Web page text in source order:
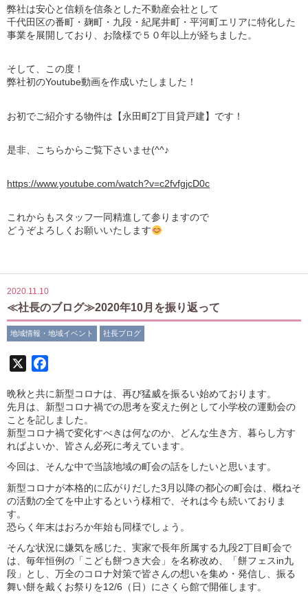
弊社は安心と信頼を信条とした不動産会社として
千代田区の番町・麹町・九段・紀尾井町・平河町エリアに特化した
事業を展開しており、お陰様で５０年以上が経ちました。
そして、この度！
弊社初のYoutube動画を作成いたしました！
お初でご紹介する物件は【永田町2丁目貸戸建】です！
是非、こちらからご覧下さいませ(^^♪
https://www.youtube.com/watch?v=c2fvfgjcD0c
これからもスタッフ一同精進して参りますので
どうぞよろしくお願いいたします
2020.11.10
≪社長のブログ≫2020年10月を振り返って
地域情報・地域イベント 社長ブログ
晩秋と共に新型コロナは、再び猛威を振るい始めております。
先月は、新型コロナ禍での思考を変えた例として小学校の運動会の
ことを記しました。
新型コロナ禍で変化すべきは何なのか、どんな生き方、暮らし方す
ればよいか、皆さん必死に考えています。
今回は、そんな中で当該地域の町会の話をしたいと思います。
新型コロナが本格的に広がりだした3月以降の都心の町会は、概ねそ
の活動の全てを中止するという様相で、それは今も続いておりま
す。
恐らく年末はおろか年始も同様でしょう。
そんな状況に嫌気を感じた、実家で長年所属する九段2丁目町会で
は、毎年恒例の「こども餅つき大会」を名称改め、「餅フェスin九
段」とし、万全のコロナ対策で皆さんの想いを集め・発信し、振る
舞い餅を戴くお祭りを12/6（日）にさくら館で開催します。